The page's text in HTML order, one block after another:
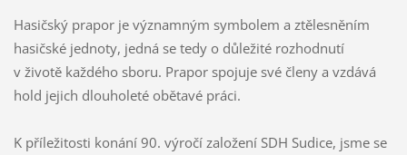
Hasičský prapor je významným symbolem a ztělesněním
hasičské jednoty, jedná se tedy o důležité rozhodnutí
v životě každého sboru. Prapor spojuje své členy a vzdává
hold jejich dlouholeté obětavé práci.
K příležitosti konání 90. výročí založení SDH Sudice, jsme se